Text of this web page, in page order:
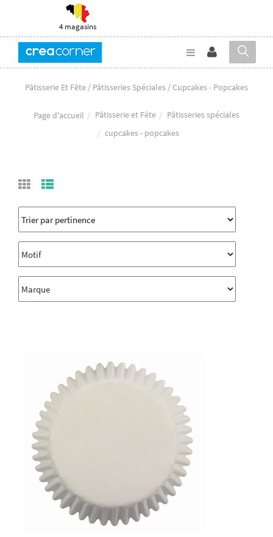
4 magasins
Pâtisserie Et Fête / Pâtisseries Spéciales / Cupcakes - Popcakes
Page d'accueil Pâtisserie et Fête
Pâtisseries spéciales
cupcakes - popcakes